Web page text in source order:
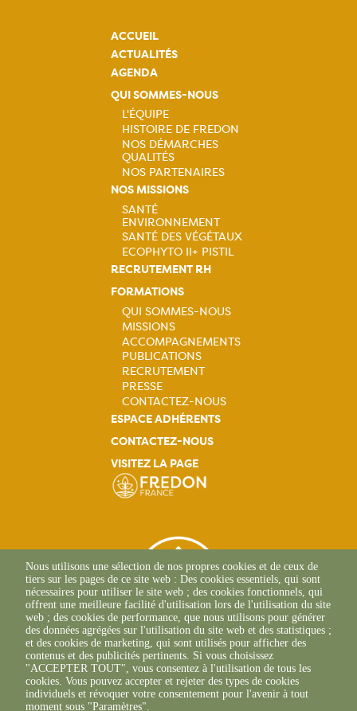
ACCUEIL
ACTUALITÉS
AGENDA
QUI SOMMES-NOUS
Navigation
principale
L'ÉQUIPE
HISTOIRE DE FREDON
NOS DÉMARCHES
QUALITÉS
NOS PARTENAIRES
NOS MISSIONS
Navigation
principale
SANTÉ
ENVIRONNEMENT
SANTÉ DES VÉGÉTAUX
ECOPHYTO II+ PISTIL
RECRUTEMENT RH
FORMATIONS
Navigation
principale
QUI SOMMES-NOUS
MISSIONS
ACCOMPAGNEMENTS
PUBLICATIONS
RECRUTEMENT
PRESSE
CONTACTEZ-NOUS
ESPACE ADHÉRENTS
CONTACTEZ-NOUS
VISITEZ LA PAGE
C/O CIRAD Sainte Marie
97130 Capesterre B/E
+33(0)5 90 41 68 40
Nous utilisons une sélection de nos propres cookies et de ceux de
tiers sur les pages de ce site web : Des cookies essentiels, qui sont
nécessaires pour utiliser le site web ; des cookies fonctionnels, qui
offrent une meilleure facilité d'utilisation lors de l'utilisation du site
web ; des cookies de performance, que nous utilisons pour générer
des données agrégées sur l'utilisation du site web et des statistiques ;
et des cookies de marketing, qui sont utilisés pour afficher des
contenus et des publicités pertinents. Si vous choisissez
"ACCEPTER TOUT", vous consentez à l'utilisation de tous les
cookies. Vous pouvez accepter et rejeter des types de cookies
individuels et révoquer votre consentement pour l'avenir à tout
moment sous "Paramètres".